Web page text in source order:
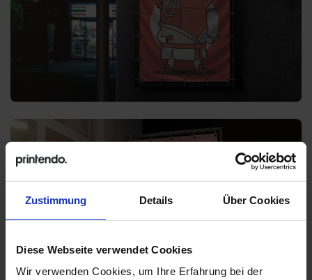
Zustimmung Details Über Cookies
Diese Webseite verwendet Cookies
Wir verwenden Cookies, um Ihre Erfahrung bei der